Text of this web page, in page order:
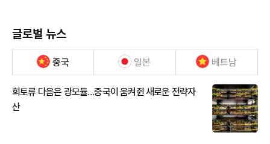
글로벌 뉴스
중국 일본 베트남
희토류 다음은 광모듈…중국이 움켜쥔 새로운 전략자
산